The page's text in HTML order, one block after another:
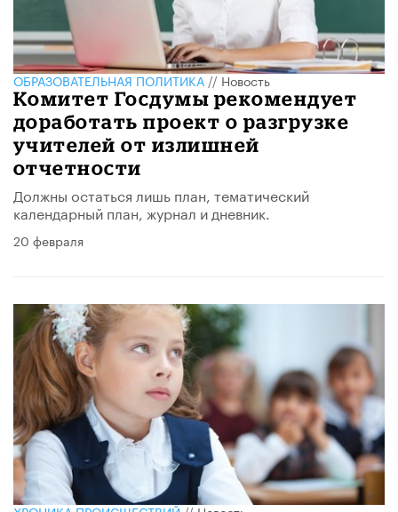
ОБРАЗОВАТЕЛЬНАЯ ПОЛИТИКА//Новость
Комитет Госдумы рекомендует
доработать проект о разгрузке
учителей от излишней
отчетности
Должны остаться лишь план, тематический
календарный план, журнал и дневник.
20 февраля